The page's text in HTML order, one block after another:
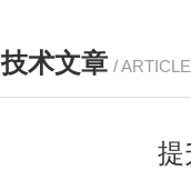
技术文章 / ARTICLE
提